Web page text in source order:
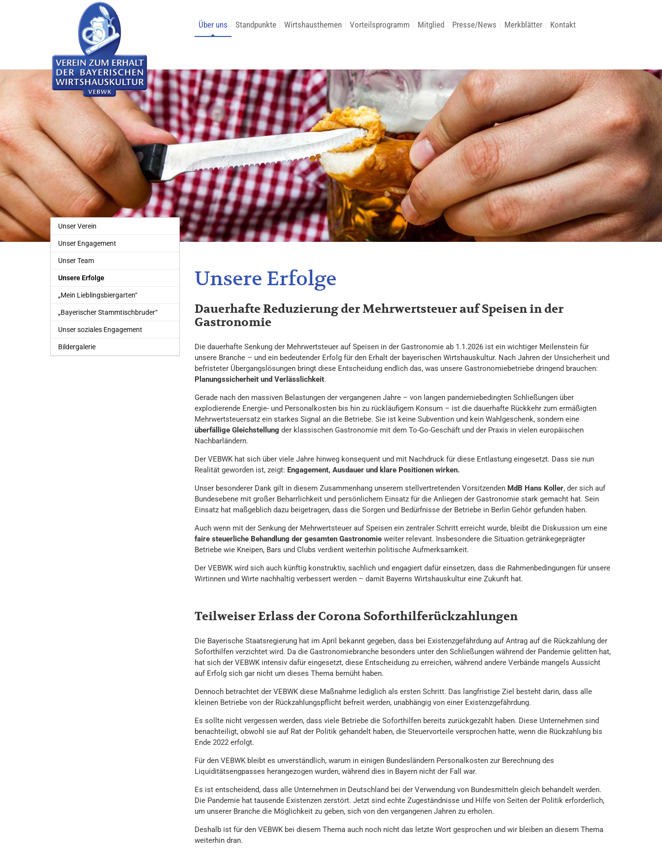
Über uns Standpunkte Wirtshausthemen Vorteilsprogramm Mitglied Presse/News Merkblätter Kontakt
Unser Verein
Unser Engagement
Unser Team
Unsere Erfolge
„Mein Lieblingsbiergarten“
„Bayerischer Stammtischbruder“
Unser soziales Engagement
Bildergalerie
Unsere Erfolge
Dauerhafte Reduzierung der Mehrwertsteuer auf Speisen in der
Gastronomie
Die dauerhafte Senkung der Mehrwertsteuer auf Speisen in der Gastronomie ab 1.1.2026 ist ein wichtiger Meilenstein für
unsere Branche – und ein bedeutender Erfolg für den Erhalt der bayerischen Wirtshauskultur. Nach Jahren der Unsicherheit und
befristeter Übergangslösungen bringt diese Entscheidung endlich das, was unsere Gastronomiebetriebe dringend brauchen:
Planungssicherheit und Verlässlichkeit.
Gerade nach den massiven Belastungen der vergangenen Jahre – von langen pandemiebedingten Schließungen über
explodierende Energie- und Personalkosten bis hin zu rückläufigem Konsum – ist die dauerhafte Rückkehr zum ermäßigten
Mehrwertsteuersatz ein starkes Signal an die Betriebe. Sie ist keine Subvention und kein Wahlgeschenk, sondern eine
überfällige Gleichstellung der klassischen Gastronomie mit dem To-Go-Geschäft und der Praxis in vielen europäischen
Nachbarländern.
Der VEBWK hat sich über viele Jahre hinweg konsequent und mit Nachdruck für diese Entlastung eingesetzt. Dass sie nun
Realität geworden ist, zeigt: Engagement, Ausdauer und klare Positionen wirken.
Unser besonderer Dank gilt in diesem Zusammenhang unserem stellvertretenden Vorsitzenden MdB Hans Koller, der sich auf
Bundesebene mit großer Beharrlichkeit und persönlichem Einsatz für die Anliegen der Gastronomie stark gemacht hat. Sein
Einsatz hat maßgeblich dazu beigetragen, dass die Sorgen und Bedürfnisse der Betriebe in Berlin Gehör gefunden haben.
Auch wenn mit der Senkung der Mehrwertsteuer auf Speisen ein zentraler Schritt erreicht wurde, bleibt die Diskussion um eine
faire steuerliche Behandlung der gesamten Gastronomieweiter relevant. Insbesondere die Situation getränkegeprägter
Betriebe wie Kneipen, Bars und Clubs verdient weiterhin politische Aufmerksamkeit.
Der VEBWK wird sich auch künftig konstruktiv, sachlich und engagiert dafür einsetzen, dass die Rahmenbedingungen für unsere
Wirtinnen und Wirte nachhaltig verbessert werden – damit Bayerns Wirtshauskultur eine Zukunft hat.
Teilweiser Erlass der Corona Soforthilferückzahlungen
Die Bayerische Staatsregierung hat im April bekannt gegeben, dass bei Existenzgefährdung auf Antrag auf die Rückzahlung der
Soforthilfen verzichtet wird. Da die Gastronomiebranche besonders unter den Schließungen während der Pandemie gelitten hat,
hat sich der VEBWK intensiv dafür eingesetzt, diese Entscheidung zu erreichen, während andere Verbände mangels Aussicht
auf Erfolg sich gar nicht um dieses Thema bemüht haben.
Dennoch betrachtet der VEBWK diese Maßnahme lediglich als ersten Schritt. Das langfristige Ziel besteht darin, dass alle
kleinen Betriebe von der Rückzahlungspflicht befreit werden, unabhängig von einer Existenzgefährdung.
Es sollte nicht vergessen werden, dass viele Betriebe die Soforthilfen bereits zurückgezahlt haben. Diese Unternehmen sind
benachteiligt, obwohl sie auf Rat der Politik gehandelt haben, die Steuervorteile versprochen hatte, wenn die Rückzahlung bis
Ende 2022 erfolgt.
Für den VEBWK bleibt es unverständlich, warum in einigen Bundesländern Personalkosten zur Berechnung des
Liquiditätsengpasses herangezogen wurden, während dies in Bayern nicht der Fall war.
Es ist entscheidend, dass alle Unternehmen in Deutschland bei der Verwendung von Bundesmitteln gleich behandelt werden.
Die Pandemie hat tausende Existenzen zerstört. Jetzt sind echte Zugeständnisse und Hilfe von Seiten der Politik erforderlich,
um unserer Branche die Möglichkeit zu geben, sich von den vergangenen Jahren zu erholen.
Deshalb ist für den VEBWK bei diesem Thema auch noch nicht das letzte Wort gesprochen und wir bleiben an diesem Thema
weiterhin dran.